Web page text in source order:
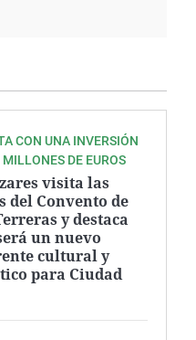
CON UNA INVERSIÓN
MILLONES DE EUROS
visita las
del Convento de
y destaca
un nuevo
cultural y
para Ciudad